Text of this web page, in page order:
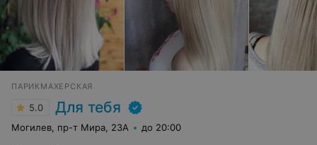
ПАРИКМАХЕРСКАЯ
5.0 Для тебя
Могилев, пр-т Мира, 23А до 20:00